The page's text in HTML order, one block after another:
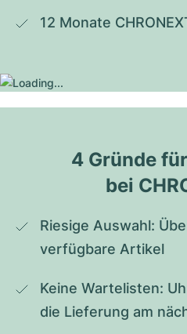
12 Monate
4 Gründe
bei
Riesige Auswahl:
verfügbare Artikel
Keine Wartelisten:
die Lieferung am